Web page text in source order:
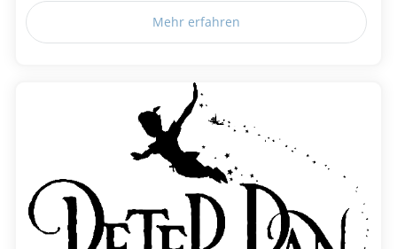
Mehr erfahren